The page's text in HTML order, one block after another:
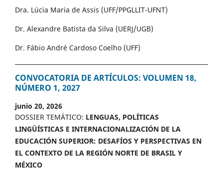
Dra. Lúcia Maria de Assis (UFF/PPGLLIT-UFNT)
Dr. Alexandre Batista da Silva (UERJ/UGB)
Dr. Fábio André Cardoso Coelho (UFF)
CONVOCATORIA DE ARTÍCULOS: VOLUMEN 18,
NÚMERO 1, 2027
junio 20, 2026
DOSSIER TEMÁTICO: LENGUAS, POLÍTICAS
LINGÜÍSTICAS E INTERNACIONALIZACIÓN DE LA
EDUCACIÓN SUPERIOR: DESAFÍOS Y PERSPECTIVAS EN
EL CONTEXTO DE LA REGIÓN NORTE DE BRASIL Y
MÉXICO